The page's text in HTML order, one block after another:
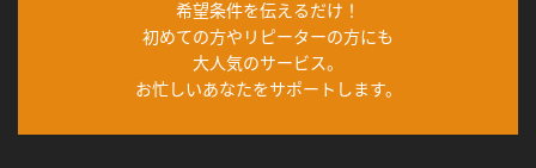
希望条件を伝えるだけ！
初めての方やリピーターの方にも
大人気のサービス。
お忙しいあなたをサポートします。